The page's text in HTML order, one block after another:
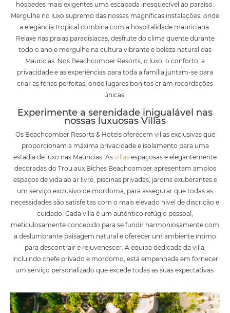
hóspedes mais exigentes uma escapada inesquecível ao paraíso.
Mergulhe no luxo supremo das nossas magníficas instalações, onde
a elegância tropical combina com a hospitalidade mauriciana.
Relaxe nas praias paradisíacas, desfrute do clima quente durante
todo o ano e mergulhe na cultura vibrante e beleza natural das
Maurícias. Nos Beachcomber Resorts, o luxo, o conforto, a
privacidade e as experiências para toda a família juntam-se para
criar as férias perfeitas, onde lugares bonitos criam recordações
únicas.
Experimente a serenidade inigualável nas
nossas luxuosas Villas
Os Beachcomber Resorts & Hotels oferecem villas exclusivas que
proporcionam a máxima privacidade e isolamento para uma
estadia de luxo nas Maurícias. As villas espaçosas e elegantemente
decoradas do Trou aux Biches Beachcomber apresentam amplos
espaços de vida ao ar livre, piscinas privadas, jardins exuberantes e
um serviço exclusivo de mordoma, para assegurar que todas as
necessidades são satisfeitas com o mais elevado nível de discrição e
cuidado. Cada villa é um autêntico refúgio pessoal,
meticulosamente concebido para se fundir harmoniosamente com
a deslumbrante paisagem natural e oferecer um ambiente íntimo
para descontrair e rejuvenescer. A equipa dedicada da villa,
incluindo chefe privado e mordomo, está empenhada em fornecer
um serviço personalizado que excede todas as suas expectativas.